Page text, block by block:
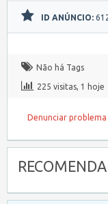
ID ANÚNCIO:
Não há Tags
225 visitas, 1 hoje
Denunciar problema